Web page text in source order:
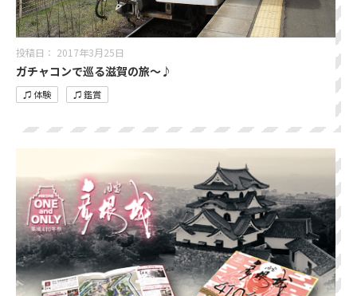
ガチャコンで巡る滋賀の旅～♪
投稿日： 2017年3月25日
♫ 体験 ♫ 鑑賞